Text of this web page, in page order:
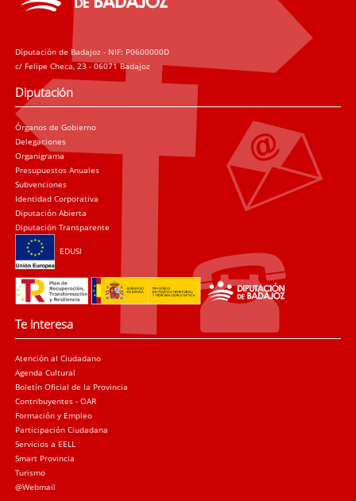
Diputación de Badajoz - NIF: P0600000D
c/ Felipe Checa, 23 - 06071 Badajoz
Diputación
Órganos de Gobierno
Delegaciones
Organigrama
Presupuestos Anuales
Subvenciones
Identidad Corporativa
Diputación Abierta
Diputación Transparente
EDUSI
Te interesa
Atención al Ciudadano
Agenda Cultural
Boletín Oficial de la Provincia
Contribuyentes - OAR
Formación y Empleo
Participación Ciudadana
Servicios a EELL
Smart Provincia
Turismo
@Webmail